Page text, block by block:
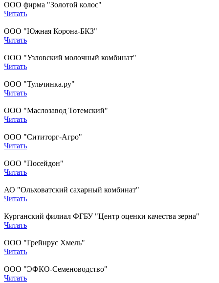
ООО фирма "Золотой колос"
Читать
ООО "Южная Корона-БКЗ"
Читать
ООО "Узловский молочный комбинат"
Читать
ООО "Тульчинка.ру"
Читать
ООО "Маслозавод Тотемский"
Читать
ООО "Сититорг-Агро"
Читать
ООО "Посейдон"
Читать
АО "Ольховатский сахарный комбинат"
Читать
Курганский филиал ФГБУ "Центр оценки качества зерна"
Читать
ООО "Грейнрус Хмель"
Читать
ООО "ЭФКО-Семеноводство"
Читать